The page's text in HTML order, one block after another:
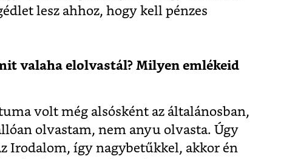
lesz ahhoz, hogy kell pénzes
valaha elolvastál? Milyen emlékeid
volt még alsósként az általánosban,
olvastam, nem anyu olvasta. Úgy
Irodalom, így nagybetűkkel, akkor én